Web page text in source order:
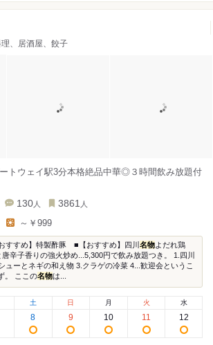
、居酒屋、餃子
トウェイ駅3分本格絶品中華◎３時間飲み放題付
130 人 3861 人
～￥999
すすめ】特製酢豚 ■【おすすめ】四川 名物よだれ鶏
辛子香りの強火炒め...5,300円で飲み放題つき。 1.四川
ューとネギの和え物 3.クラゲの冷菜 4...歓迎会というこ
。 ここの名物は...
土
8
日
9
月
10
火
11
水
12